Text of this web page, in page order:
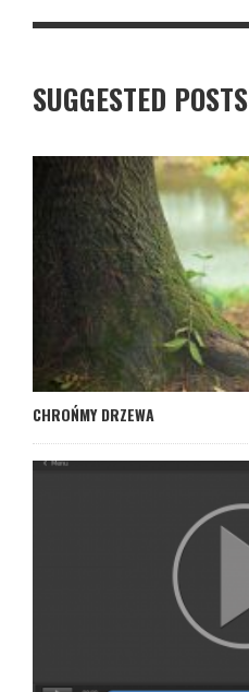
SUGGESTED POSTS
CHROŃMY DRZEWA